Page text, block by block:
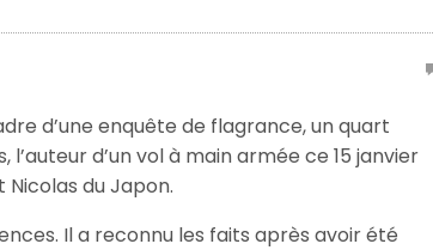
d’une enquête de flagrance, un quart
d’un vol à main armée ce 15 janvier
du Japon.
Il a reconnu les faits après avoir été